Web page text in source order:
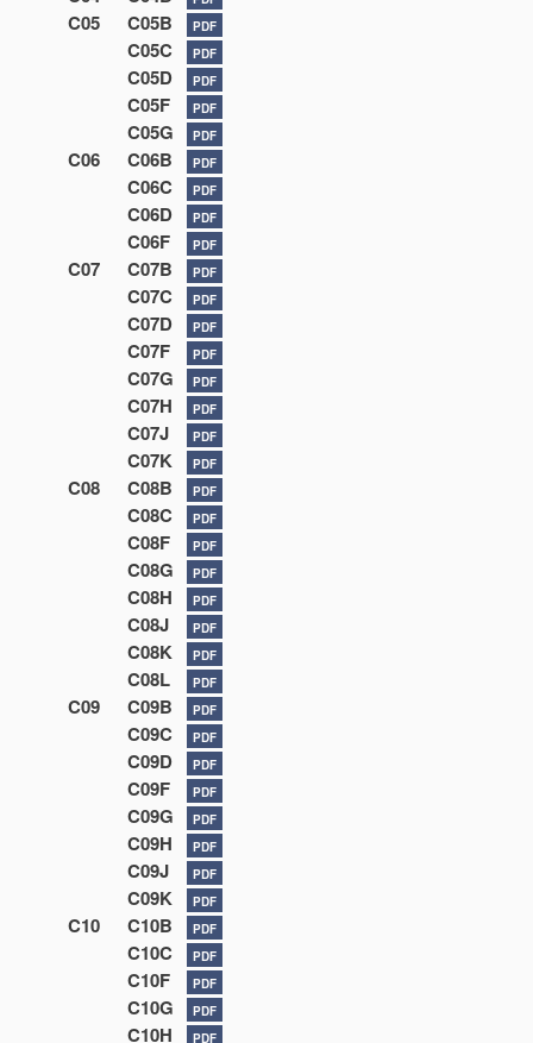
C05 C05B PDF
C05C PDF
C05D PDF
C05F PDF
C05G PDF
C06 C06B PDF
C06C PDF
C06D PDF
C06F PDF
C07 C07B PDF
C07C PDF
C07D PDF
C07F PDF
C07G PDF
C07H PDF
C07J PDF
C07K PDF
C08 C08B PDF
C08C PDF
C08F PDF
C08G PDF
C08H PDF
C08J PDF
C08K PDF
C08L PDF
C09 C09B PDF
C09C PDF
C09D PDF
C09F PDF
C09G PDF
C09H PDF
C09J PDF
C09K PDF
C10 C10B PDF
C10C PDF
C10F PDF
C10G PDF
C10H PDF